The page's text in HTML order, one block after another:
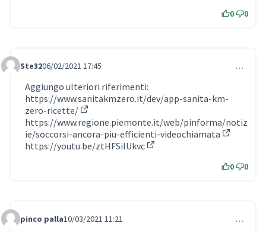
0 0
Comment 403
Ste3206/02/2021 17:45 …
Aggiungo ulteriori riferimenti:
https://www.sanitakmzero.it/dev/app-sanita-km-
zero-ricette/
(External link)
https://www.regione.piemonte.it/web/pinforma/notiz
ie/soccorsi-ancora-piu-efficienti-videochiamata
https://youtu.be/ztHFSilUkvc
0 0
Comment 411
pinco palla10/03/2021 11:21 …